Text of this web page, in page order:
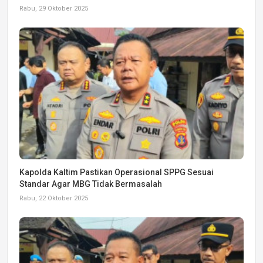
Rabu, 29 Oktober 2025
Kapolda Kaltim Pastikan Operasional SPPG Sesuai
Standar Agar MBG Tidak Bermasalah
Rabu, 22 Oktober 2025